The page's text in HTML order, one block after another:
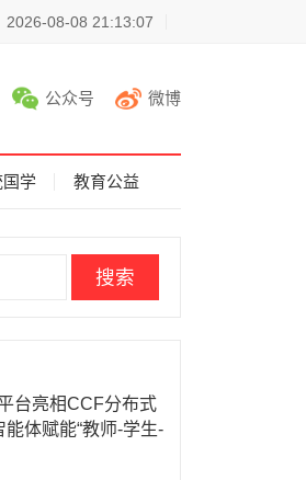
2026-08-08 21:13:07
公众号 微博
学 教育公益
台亮相CCF分布式
体赋能“教师-学生-